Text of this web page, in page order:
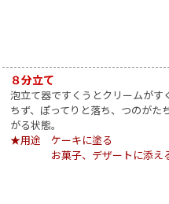
８分立て
泡立て器ですくうとクリームがす
ちず、ぽってりと落ち、つのがた
がる状態。
★用途 ケーキに塗る
お菓子、デザートに添え